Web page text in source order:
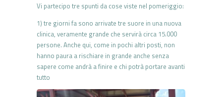
Vi partecipo tre spunti da cose viste nel pomeriggio:
1) tre giorni fa sono arrivate tre suore in una nuova
clinica, veramente grande che servirà circa 15.000
persone. Anche qui, come in pochi altri posti, non
hanno paura a rischiare in grande anche senza
sapere come andrà a finire e chi potrà portare avanti
tutto